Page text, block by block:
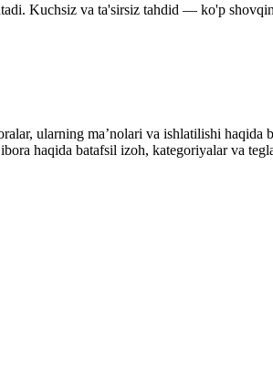
Kuchsiz va ta'sirsiz tahdid — ko'p
ularning maʼnolari va ishlatilishi
haqida batafsil izoh, kategoriyalar va